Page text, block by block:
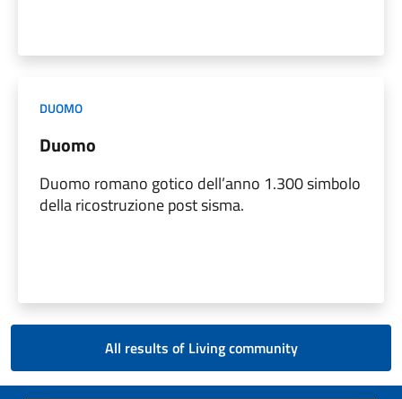
DUOMO
Duomo
Duomo romano gotico dell’anno 1.300 simbolo
della ricostruzione post sisma.
All results of Living community